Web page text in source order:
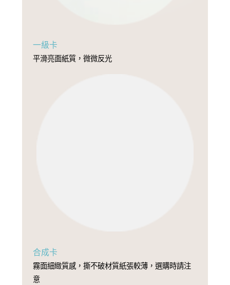
一級卡
平滑亮面紙質，微微反光
合成卡
霧面細緻質感，撕不破材質紙張較薄，選購時請注
意